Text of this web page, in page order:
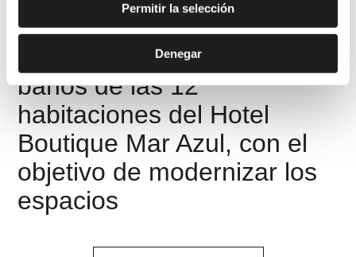
Permitir la selección
Denegar
El proyecto consiste en la
reforma integral de los
baños de las 12
habitaciones del Hotel
Boutique Mar Azul, con el
objetivo de modernizar los
espacios